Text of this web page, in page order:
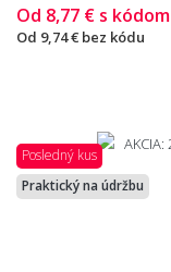
Od 8,77 € s kódom
Od 9,74 € bez kódu
Posledný kus
Praktický na údržbu